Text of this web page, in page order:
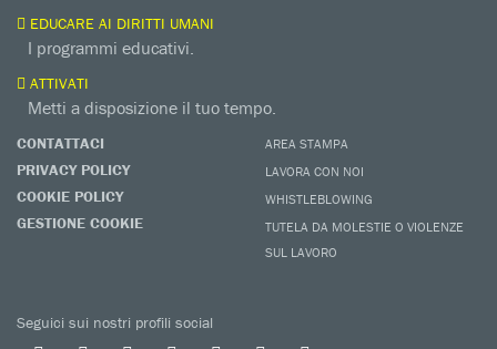
EDUCARE AI DIRITTI UMANI
I programmi educativi.
ATTIVATI
Metti a disposizione il tuo tempo.
CONTATTACI
PRIVACY POLICY
COOKIE POLICY
GESTIONE COOKIE
AREA STAMPA
LAVORA CON NOI
WHISTLEBLOWING
TUTELA DA MOLESTIE O VIOLENZE
SUL LAVORO
Seguici sui nostri profili social